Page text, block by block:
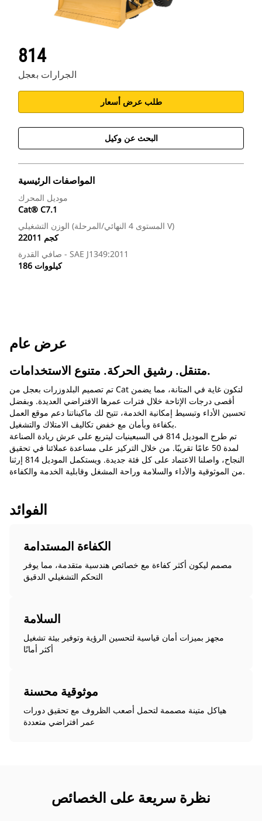
814
الجرارات بعجل
طلب عرض أسعار
البحث عن وكيل
المواصفات الرئيسية
موديل المحرك
Cat® C7.1
الوزن التشغيلي (المستوى 4 النهائي/المرحلة V)
22011 كجم
صافي القدرة - SAE J1349:2011
186 كيلووات
عرض عام
متنقل. رشيق الحركة. متنوع الاستخدامات.
تم تصميم البلدوزرات بعجل من Cat لتكون غاية في المتانة، مما يضمن
أقصى درجات الإتاحة خلال فترات عمرها الافتراضي العديدة. وبفضل
تحسين الأداء وتبسيط إمكانية الخدمة، تتيح لك ماكيناتنا دعم موقع العمل
بكفاءة وبأمان مع خفض تكاليف الامتلاك والتشغيل.
تم طرح الموديل 814 في السبعينيات ليتربع على عرش ريادة الصناعة
لمدة 50 عامًا تقريبًا. من خلال التركيز على مساعدة عملائنا في تحقيق
النجاح، واصلنا الاعتماد على كل فئة جديدة. ويستكمل الموديل 814 إرثنا
من الموثوقية والأداء والسلامة وراحة المشغل وقابلية الخدمة والكفاءة.
الفوائد
الكفاءة المستدامة
مصمم ليكون أكثر كفاءة مع خصائص هندسية متقدمة، مما يوفر
التحكم التشغيلي الدقيق
السلامة
مجهز بميزات أمان قياسية لتحسين الرؤية وتوفير بيئة تشغيل
أكثر أمانًا
موثوقية محسنة
هياكل متينة مصممة لتحمل أصعب الظروف مع تحقيق دورات
عمر افتراضي متعددة
نظرة سريعة على الخصائص